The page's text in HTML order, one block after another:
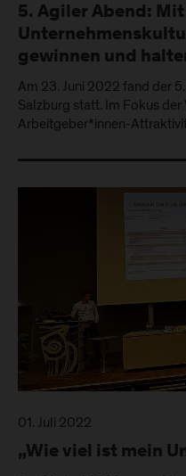
5. Agiler Abend:
gewinnen und
Am 23. Juni 2022 fand der
Salzburg statt. Im Fokus
Arbeitgeber*innen-
01. Juli 2022
„Wie viel ist mein